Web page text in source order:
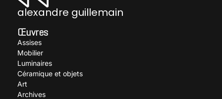
alexandre guillemain
Œuvres
Assises
Mobilier
Luminaires
Céramique et objets
Art
Archives